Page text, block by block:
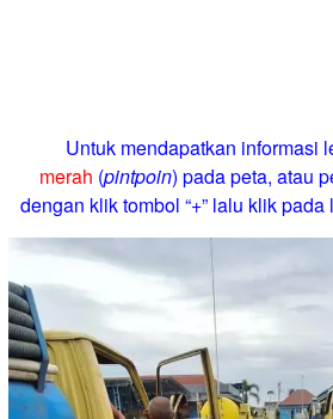
Untuk mendapatkan informasi
merah (pintpoin) pada peta, atau
dengan klik tombol “+” lalu klik pada